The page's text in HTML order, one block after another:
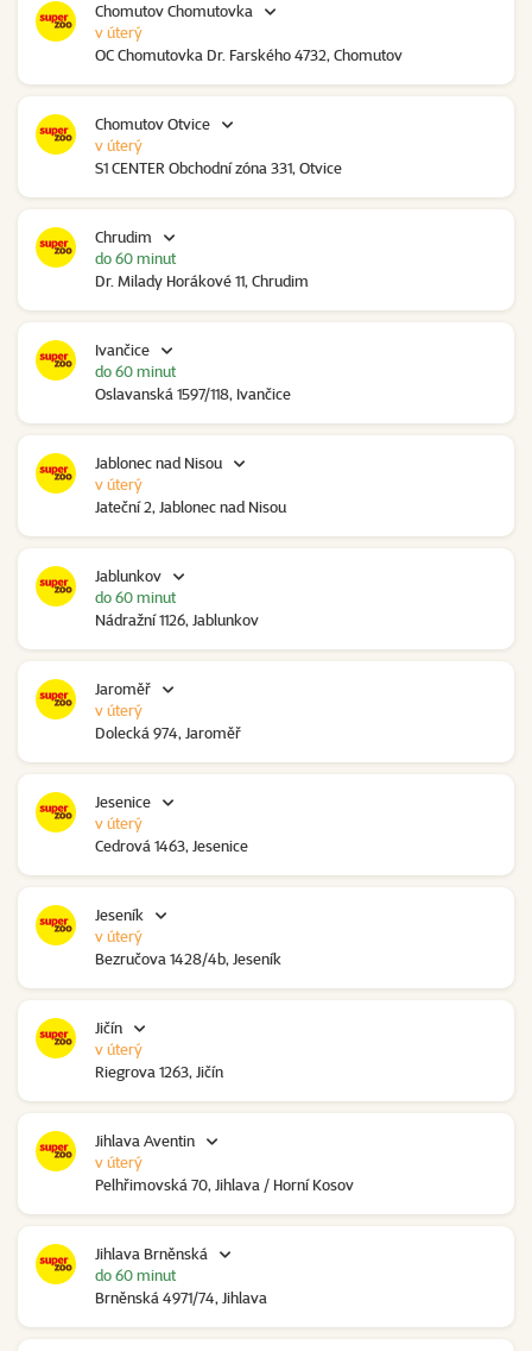
Chomutov Chomutovka
OC Chomutovka Dr. Farského 4732, Chomutov
v úterý
Chomutov Otvice
S1 CENTER Obchodní zóna 331, Otvice
v úterý
Chrudim
Dr. Milady Horákové 11, Chrudim
do 60 minut
Ivančice
Oslavanská 1597/118, Ivančice
do 60 minut
Jablonec nad Nisou
Jateční 2, Jablonec nad Nisou
v úterý
Jablunkov
Nádražní 1126, Jablunkov
do 60 minut
Jaroměř
Dolecká 974, Jaroměř
v úterý
Jesenice
Cedrová 1463, Jesenice
v úterý
Jeseník
Bezručova 1428/4b, Jeseník
v úterý
Jičín
Riegrova 1263, Jičín
v úterý
Jihlava Aventin
Pelhřimovská 70, Jihlava / Horní Kosov
v úterý
Jihlava Brněnská
Brněnská 4971/74, Jihlava
do 60 minut